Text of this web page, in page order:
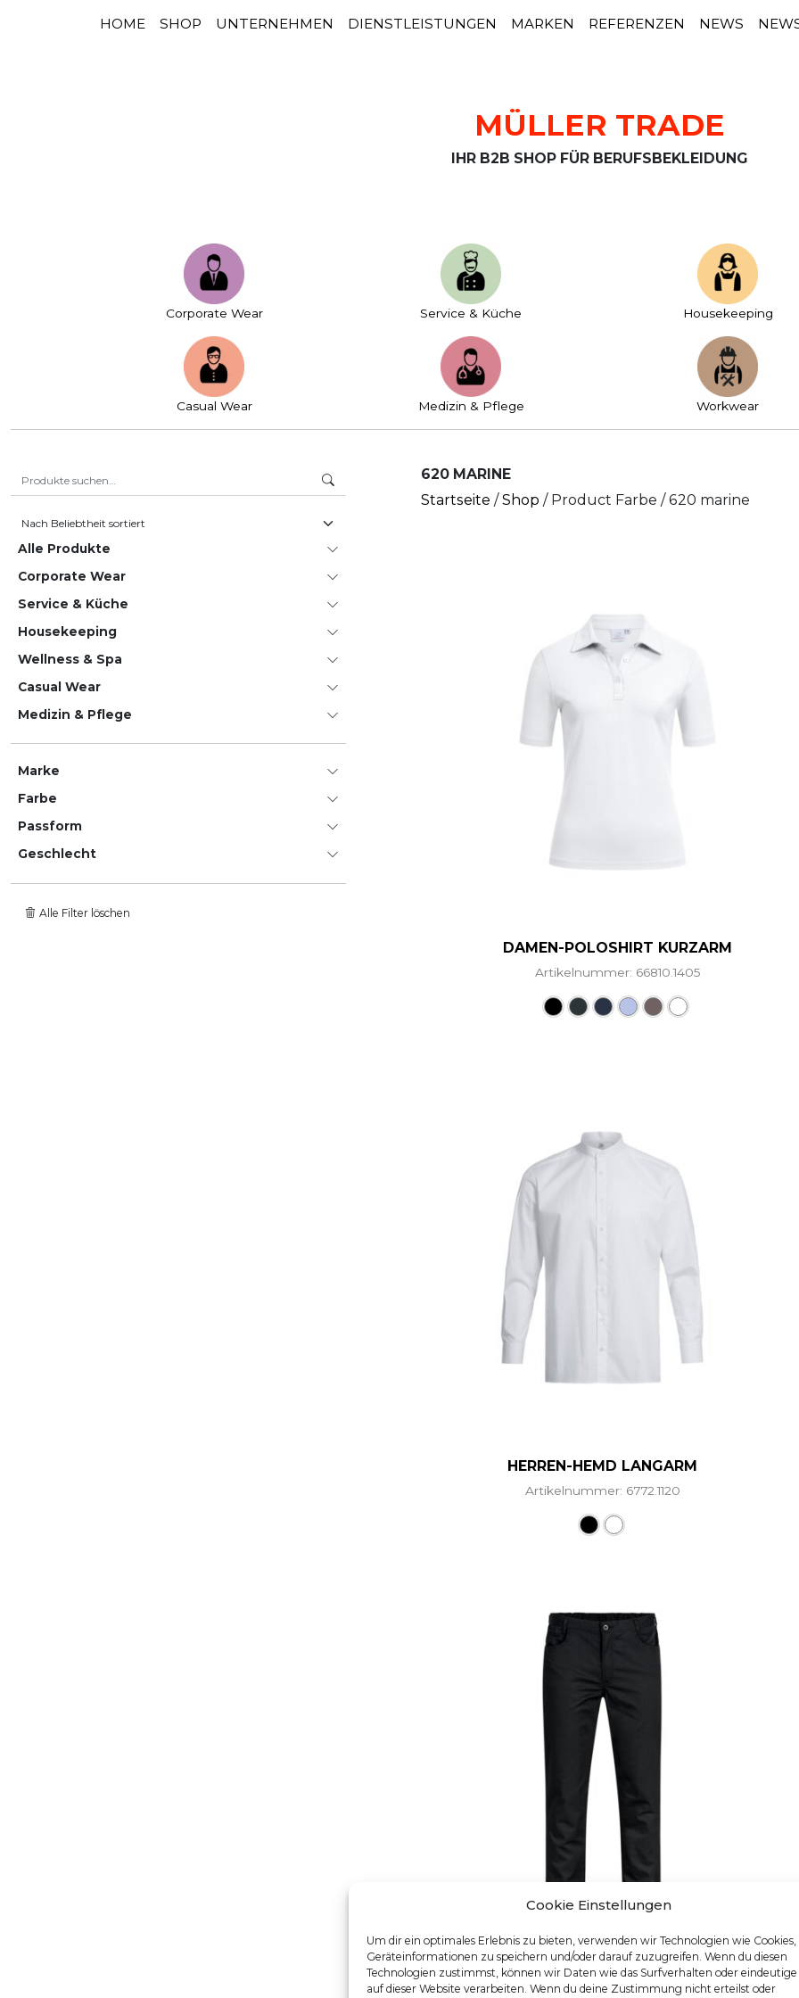
Cookie Einstellungen
Um dir ein optimales Erlebnis zu bieten, verwenden wir Technologien wie
Geräteinformationen zu speichern und/oder darauf zuzugreifen. Wenn du diesen
Technologien zustimmst, können wir Daten wie das Surfverhalten oder eindeutige
auf dieser Website verarbeiten. Wenn du deine Zustimmung nicht erteilst oder
HAUPTNAVIGATION
HOME SHOP UNTERNEHMEN DIENSTLEISTUNGEN MARKEN REFERENZEN NEWS
MÜLLER TRADE
IHR B2B SHOP FÜR BERUFSBEKLEIDUNG
Corporate Wear Service & Küche House­keeping
Casual Wear Medizin & Pflege Workwear
Alle Produkte
Corporate Wear
Service & Küche
House­keeping
Wellness & Spa
Casual Wear
Medizin & Pflege
Marke
Farbe
Passform
Geschlecht
Alle Filter löschen
620 MARINE
Startseite /Shop / Product Farbe / 620 marine
DAMEN-POLOSHIRT KURZARM
Artikelnummer: 66810.1405
HERREN-HEMD LANGARM
Artikelnummer: 6772.1120
HERREN-KOCHHOSE